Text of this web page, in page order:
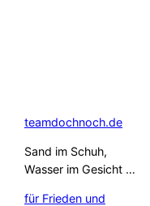
teamdochnoch.de
Sand im Schuh,
Wasser im Gesicht …
für Frieden und